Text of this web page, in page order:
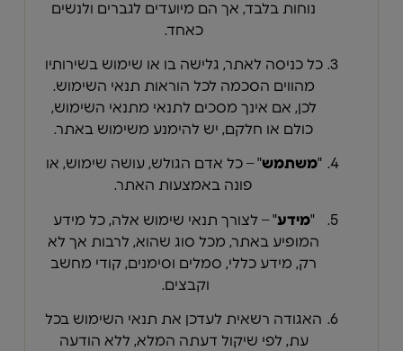
נוחות בלבד, אך הם מיועדים לגברים ולנשים
כאחד.
כל כניסה לאתר, גלישה בו או שימוש בשירותיו
מהווים הסכמה לכל הוראות תנאי השימוש.
לכן, אם אינך מסכים לתנאי מתנאי השימוש,
כולם או חלקם, יש להימנע משימוש באתר.
"משתמש" – כל אדם הגולש, עושה שימוש, או
פונה באמצעות האתר.
"מידע" – לצורך תנאי שימוש אלה, כל מידע
המופיע באתר, מכל סוג שהוא, לרבות אך לא
רק, מידע כללי, סמלים וסימנים, קודי מחשב
וקבצים.
האגודה רשאית לעדכן את תנאי השימוש בכל
עת, לפי שיקול דעתה המלא, ללא הודעה